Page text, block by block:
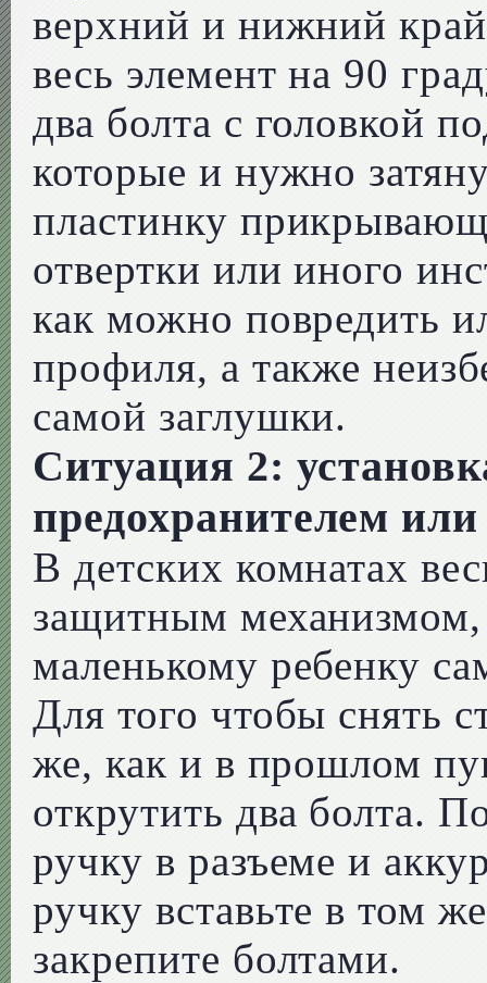
верхний и нижний
весь элемент на 90
два болта с головкой
которые и нужно
пластинку
отвертки или иного
как можно повредить
профиля, а также
самой заглушки.
Ситуация 2:
предохранителем
В детских комнатах
защитным механизмом,
маленькому ребенку
Для того чтобы снять
же, как и в прошлом
открутить два болта.
ручку в разъеме и
ручку вставьте в том
закрепите болтами.